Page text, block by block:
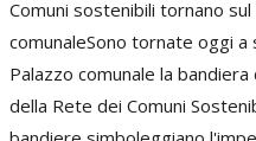
Comuni sostenibili tornano sul
comunaleSono tornate oggi a
Palazzo comunale la bandiera
della Rete dei Comuni